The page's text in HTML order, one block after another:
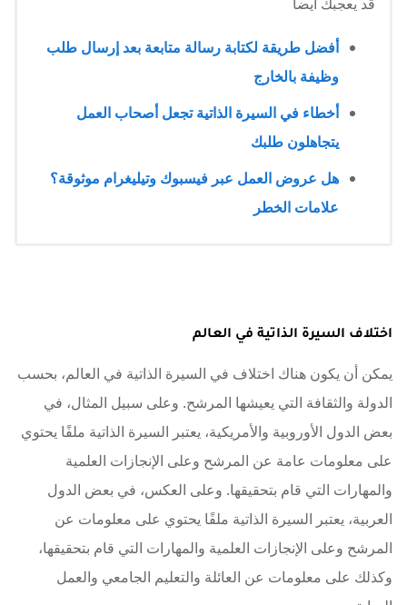
أفضل طريقة لكتابة رسالة متابعة بعد إرسال طلب
وظيفة بالخارج
أخطاء في السيرة الذاتية تجعل أصحاب العمل
يتجاهلون طلبك
هل عروض العمل عبر فيسبوك وتيليغرام موثوقة؟
علامات الخطر
اختلاف السيرة الذاتية في العالم
يمكن أن يكون هناك اختلاف في السيرة الذاتية في العالم، بحسب
الدولة والثقافة التي يعيشها المرشح. وعلى سبيل المثال، في
بعض الدول الأوروبية والأمريكية، يعتبر السيرة الذاتية ملفًا يحتوي
على معلومات عامة عن المرشح وعلى الإنجازات العلمية
والمهارات التي قام بتحقيقها. وعلى العكس، في بعض الدول
العربية، يعتبر السيرة الذاتية ملفًا يحتوي على معلومات عن
المرشح وعلى الإنجازات العلمية والمهارات التي قام بتحقيقها،
وكذلك على معلومات عن العائلة والتعليم الجامعي والعمل